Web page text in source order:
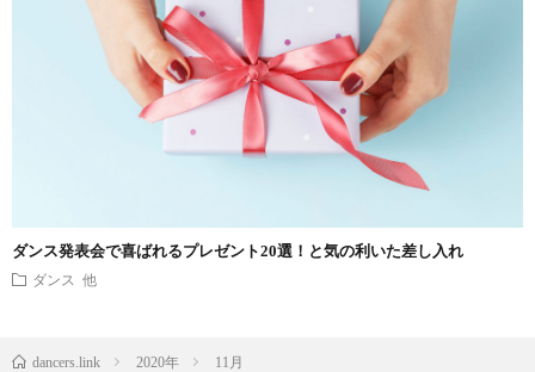
ダンス発表会で喜ばれるプレゼント20選！と気の利いた差し入れ
ダンス 他
dancers.link 2020年 11月